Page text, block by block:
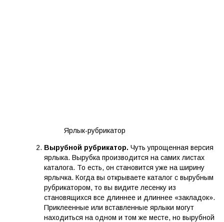
Ярлык-рубрикатор
Вырубной рубрикатор. Чуть упрощенная версия
ярлыка. Вырубка производится на самих листах
каталога. То есть, он становится уже на ширину
ярлычка. Когда вы открываете каталог с вырубным
рубрикатором, то вы видите лесенку из
становящихся все длиннее и длиннее «закладок».
Приклеенные или вставленные ярлыки могут
находиться на одном и том же месте, но вырубной